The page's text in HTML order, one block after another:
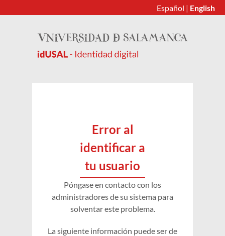
Español | English
Error al
identificar a
tu usuario
Póngase en contacto con los
administradores de su sistema para
solventar este problema.
La siguiente información puede ser de